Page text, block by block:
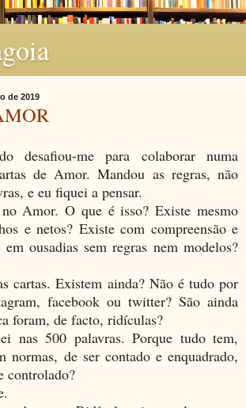
de 2019
desafiou-me para colaborar numa
de Amor. Mandou as regras, não
e eu fiquei a pensar.
Amor. O que é isso? Existe mesmo
e netos? Existe com compreensão e
ousadias sem regras nem modelos?
cartas. Existem ainda? Não é tudo por
facebook ou twitter? São ainda
foram, de facto, ridículas?
nas 500 palavras. Porque tudo tem,
normas, de ser contado e enquadrado,
controlado?